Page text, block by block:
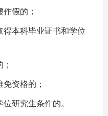
假的；
得本科毕业证书和学位
资格的；
位研究生条件的。